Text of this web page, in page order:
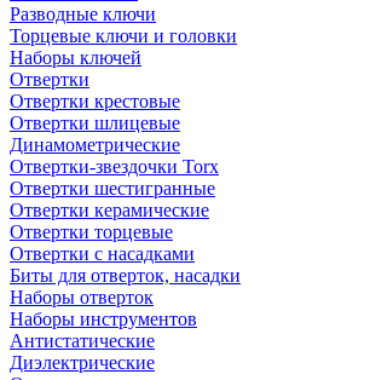
Разводные ключи
Торцевые ключи и головки
Наборы ключей
Отвертки
Отвертки крестовые
Отвертки шлицевые
Динамометрические
Отвертки-звездочки Torx
Отвертки шестигранные
Отвертки керамические
Отвертки торцевые
Отвертки с насадками
Биты для отверток, насадки
Наборы отверток
Наборы инструментов
Антистатические
Диэлектрические